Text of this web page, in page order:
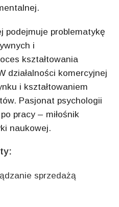
podejmuje problematykę
i
kształtowania
działalności komercyjnej
i kształtowaniem
Pasjonat psychologii
pracy – miłośnik
naukowej.
sprzedażą